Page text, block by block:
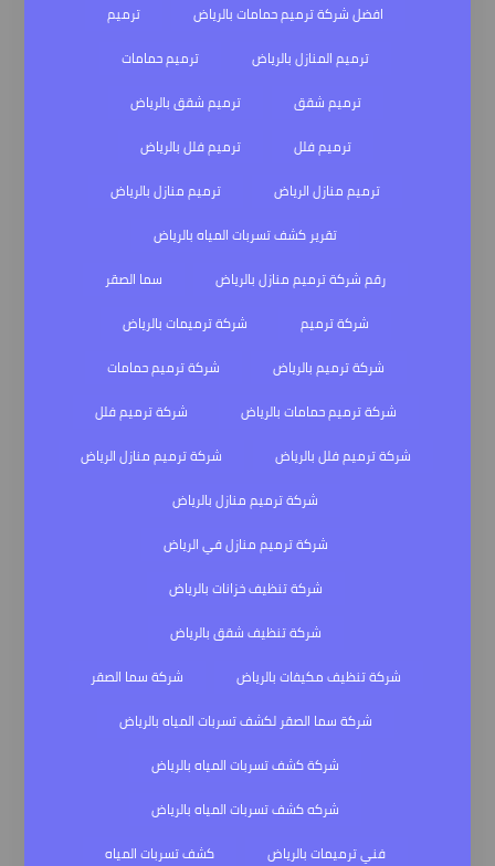
افضل شركة ترميم حمامات بالرياض
ترميم
ترميم المنازل بالرياض
ترميم حمامات
ترميم شقق
ترميم شقق بالرياض
ترميم فلل
ترميم فلل بالرياض
ترميم منازل الرياض
ترميم منازل بالرياض
تقرير كشف تسربات المياه بالرياض
رقم شركة ترميم منازل بالرياض
سما الصقر
شركة ترميم
شركة ترميمات بالرياض
شركة ترميم بالرياض
شركة ترميم حمامات
شركة ترميم حمامات بالرياض
شركة ترميم فلل
شركة ترميم فلل بالرياض
شركة ترميم منازل الرياض
شركة ترميم منازل بالرياض
شركة ترميم منازل في الرياض
شركة تنظيف خزانات بالرياض
شركة تنظيف شقق بالرياض
شركة تنظيف مكيفات بالرياض
شركة سما الصقر
شركة سما الصقر لكشف تسربات المياه بالرياض
شركة كشف تسربات المياه بالرياض
شركه كشف تسربات المياه بالرياض
فني ترميمات بالرياض
كشف تسربات المياه